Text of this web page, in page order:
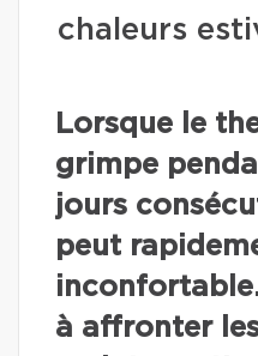
chaleurs
Lorsque le
grimpe
jours
peut
à affronter